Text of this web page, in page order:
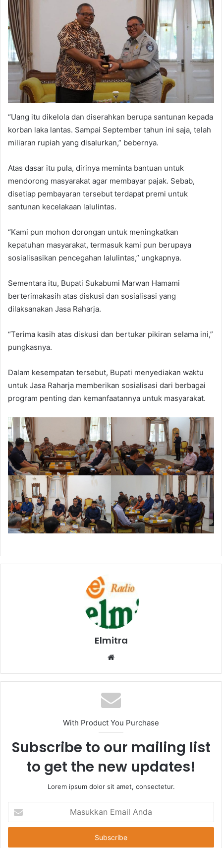
“Uang itu dikelola dan diserahkan berupa santunan kepada
korban laka lantas. Sampai September tahun ini saja, telah
miliaran rupiah yang disalurkan,” bebernya.
Atas dasar itu pula, dirinya meminta bantuan untuk
mendorong masyarakat agar membayar pajak. Sebab,
disetiap pembayaran tersebut terdapat premi untuk
santunan kecelakaan lalulintas.
“Kami pun mohon dorongan untuk meningkatkan
kepatuhan masyarakat, termasuk kami pun berupaya
sosialisasikan pencegahan lalulintas,” ungkapnya.
Sementara itu, Bupati Sukabumi Marwan Hamami
berterimakasih atas diskusi dan sosialisasi yang
dilaksanakan Jasa Raharja.
“Terima kasih atas diskusi dan bertukar pikiran selama ini,”
pungkasnya.
Dalam kesempatan tersebut, Bupati menyediakan waktu
untuk Jasa Raharja memberikan sosialisasi dari berbagai
program penting dan kemanfaatannya untuk masyarakat.
Elmitra
Website
With Product You Purchase
Subscribe to our mailing list
to get the new updates!
Lorem ipsum dolor sit amet, consectetur.
Email
Anda